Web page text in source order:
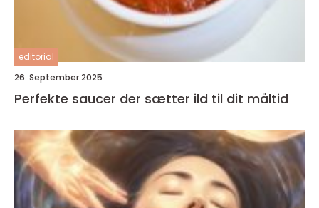
editorial
26. September 2025
Perfekte saucer der sætter ild til dit måltid